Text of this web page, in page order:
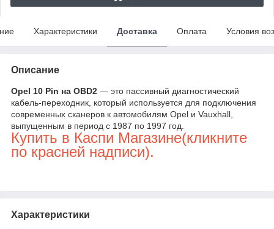
Характеристики Доставка Оплата Условия
Описание
Opel 10 Pin на OBD2 — это пассивный диагностический
кабель-переходник, который используется для подключения
современных сканеров к автомобилям Opel и Vauxhall,
выпущенным в период с 1987 по 1997 год.
Купить в Каспи Магазине(кликните
по красней надписи).
Характеристики